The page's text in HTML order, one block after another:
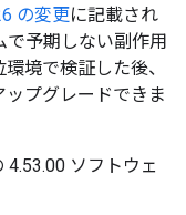
の変更に記載され
で予期しない副作用
境で検証した後、
ップグレードできま
ソフトウェ